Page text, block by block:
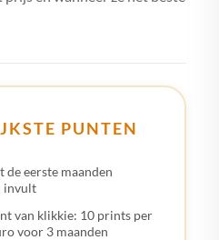
PUNTEN
de eerste maanden
invult
van klikkie: 10 prints per
voor 3 maanden